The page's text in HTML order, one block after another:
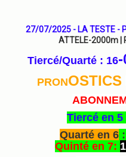
27/07/2025 - LA TESTE -
ATTELE-2000m |
Tiercé/Quarté : 16
PRONOSTICS
Tiercé en 5
Quarté en 6
Quinté en 7: